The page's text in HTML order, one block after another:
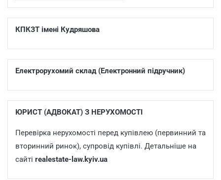
КПКЗТ імені Кудряшова
Електрорухомий склад (Електронний підручник)
ЮРИСТ (АДВОКАТ) З НЕРУХОМОСТІ
Перевірка нерухомості перед купівлею (первинний та
вторинний ринок), супровід купівлі. Детальніше на
сайті realestate-law.kyiv.ua